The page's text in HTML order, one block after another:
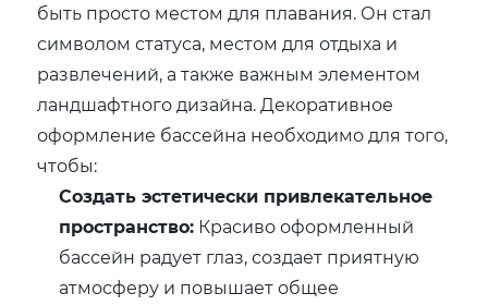
быть просто местом для плавания. Он стал
символом статуса, местом для отдыха и
развлечений, а также важным элементом
ландшафтного дизайна. Декоративное
оформление бассейна необходимо для того,
чтобы:
Создать эстетически привлекательное
пространство: Красиво оформленный
бассейн радует глаз, создает приятную
атмосферу и повышает общее